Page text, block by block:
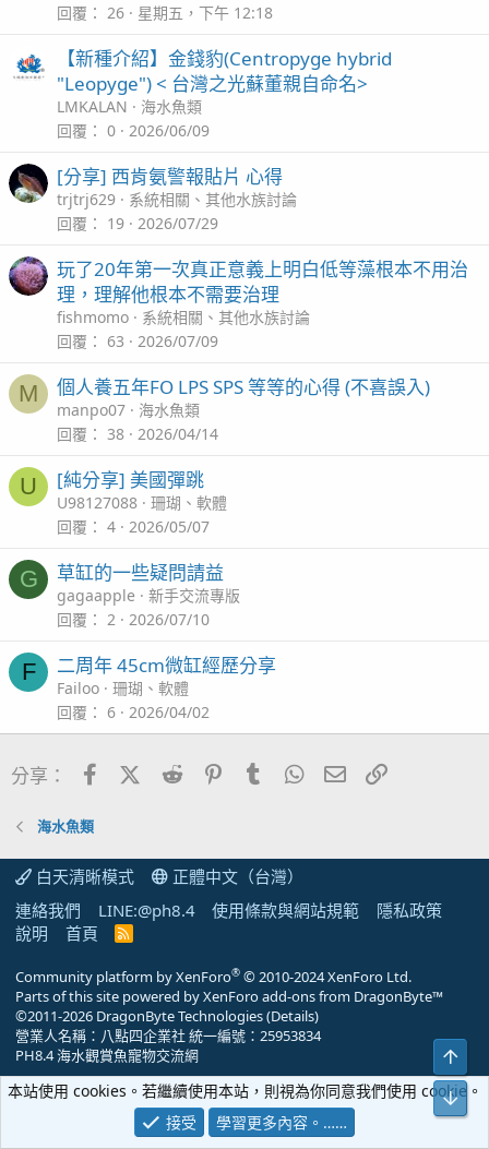
回覆
26 星期五，下午 12:18
【新種介紹】金錢豹(Centropyge hybrid
"Leopyge") < 台灣之光蘇董親自命名>
LMKALAN
海水魚類
回覆
0 2026/06/09
[分享] 西肯氨警報貼片 心得
trjtrj629
系統相關、其他水族討論
回覆
19 2026/07/29
玩了20年第一次真正意義上明白低等藻根本不用治
理，理解他根本不需要治理
fishmomo
系統相關、其他水族討論
回覆
63 2026/07/09
M 個人養五年FO LPS SPS 等等的心得 (不喜誤入)
manpo07
海水魚類
回覆
38 2026/04/14
U [純分享] 美國彈跳
U98127088
珊瑚、軟體
回覆
4 2026/05/07
G 草缸的一些疑問請益
gagaapple
新手交流專版
回覆
2 2026/07/10
F 二周年 45cm微缸經歷分享
Failoo
珊瑚、軟體
回覆
6 2026/04/02
分享： FacebookX (Twitter)
Reddit PinterestTumblrWhatsApp電子郵件
海水魚類
白天清晰模式
正體中文（台灣）
連絡我們
LINE:@ph8.4 使用條款與網站規範
隱私政策
說明
首頁
R
Community platform by XenForo® © 2010-2024 XenForo Ltd.
Parts of this site powered byXenForo add-ons from DragonByte™
©2011-2026 DragonByte Technologies(Details)
營業人名稱：八點四企業社 統一編號：25953834
PH8.4 海水觀賞魚寵物交流網
本站使用 cookies。若繼續使用本站，則視為你同意我們使用 cookie。
接受
學習更多內容。……
上方
下方